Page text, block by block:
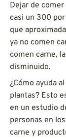
Dejar de
casi un 300
que
ya no comen
comen carne,
disminuido.
¿Cómo ayuda
plantas? Esto
en un estudio
personas en
carne y